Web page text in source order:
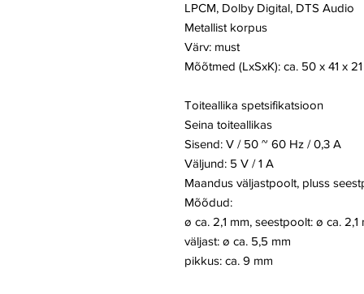
LPCM, Dolby Digital, DTS Audio
Metallist korpus
Värv: must
Mõõtmed (LxSxK): ca. 50 x 41 x
Toiteallika spetsifikatsioon
Seina toiteallikas
Sisend: V / 50 ~ 60 Hz / 0,3 A
Väljund: 5 V / 1 A
Maandus väljastpoolt, pluss
Mõõdud:
ø ca. 2,1 mm, seestpoolt: ø ca. 2,1
väljast: ø ca. 5,5 mm
pikkus: ca. 9 mm